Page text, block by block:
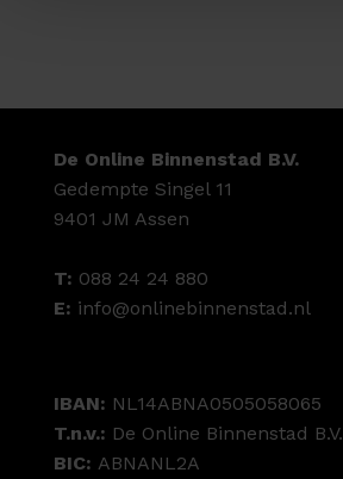
De Online Binnenstad B.V.
Gedempte Singel 11
9401 JM Assen
T: 088 24 24 880
E: info@onlinebinnenstad.nl
IBAN: NL14ABNA0505058065
T.n.v.: De Online Binnenstad B.V.
BIC: ABNANL2A